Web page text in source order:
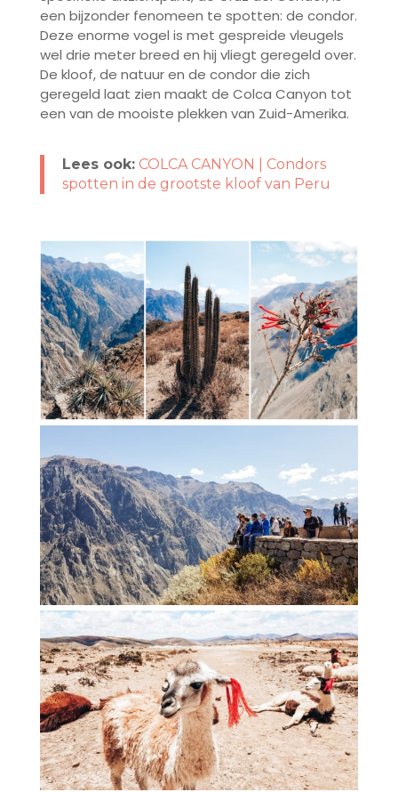
een bijzonder fenomeen te spotten: de condor.
Deze enorme vogel is met gespreide vleugels
wel drie meter breed en hij vliegt geregeld over.
De kloof, de natuur en de condor die zich
geregeld laat zien maakt de Colca Canyon tot
een van de mooiste plekken van Zuid-Amerika.
Lees ook: COLCA CANYON | Condors
spotten in de grootste kloof van Peru